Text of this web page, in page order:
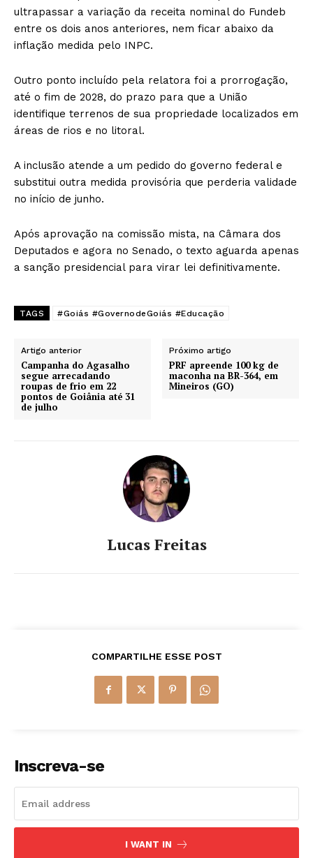
ultrapassar a variação da receita nominal do Fundeb
entre os dois anos anteriores, nem ficar abaixo da
inflação medida pelo INPC.
Outro ponto incluído pela relatora foi a prorrogação,
até o fim de 2028, do prazo para que a União
identifique terrenos de sua propriedade localizados em
áreas de rios e no litoral.
A inclusão atende a um pedido do governo federal e
substitui outra medida provisória que perderia validade
no início de junho.
Após aprovação na comissão mista, na Câmara dos
Deputados e agora no Senado, o texto aguarda apenas
a sanção presidencial para virar lei definitivamente.
TAGS #Goiás #GovernodeGoiás #Educação
Artigo anterior
Campanha do Agasalho
segue arrecadando
roupas de frio em 22
pontos de Goiânia até 31
de julho
Próximo artigo
PRF apreende 100 kg de
maconha na BR-364, em
Mineiros (GO)
Lucas Freitas
COMPARTILHE ESSE POST
Inscreva-se
I WANT IN